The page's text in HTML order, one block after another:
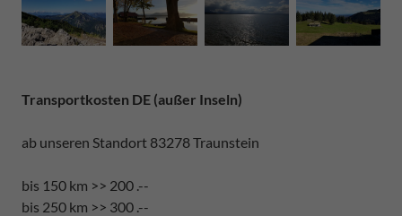
Transportkosten DE (außer Inseln)
ab unseren Standort 83278 Traunstein
bis 150 km >> 200 .--
bis 250 km >> 300 .--